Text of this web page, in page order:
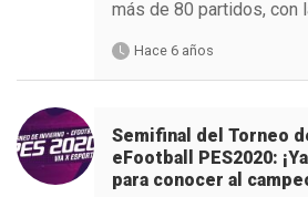
más de 80 partidos, con
Hace 6 años
Semifinal del Torneo
eFootball PES2020:
para conocer al